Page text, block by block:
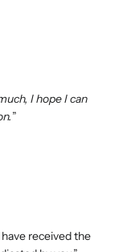
I hope I can
received the